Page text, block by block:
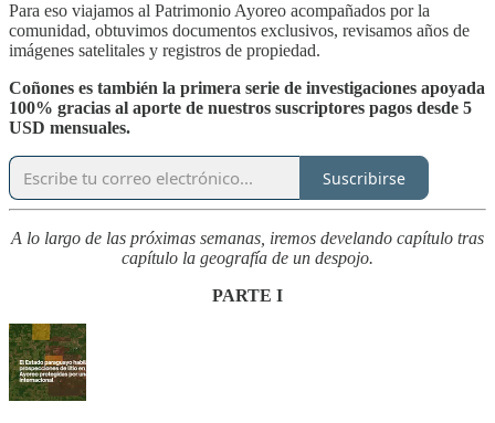
Para eso viajamos al Patrimonio Ayoreo acompañados por la
comunidad, obtuvimos documentos exclusivos, revisamos años de
imágenes satelitales y registros de propiedad.
Coñones es también la primera serie de investigaciones apoyada
100% gracias al aporte de nuestros suscriptores pagos desde 5
USD mensuales.
Suscribirse
A lo largo de las próximas semanas, iremos develando capítulo tras
capítulo la geografía de un despojo.
PARTE I